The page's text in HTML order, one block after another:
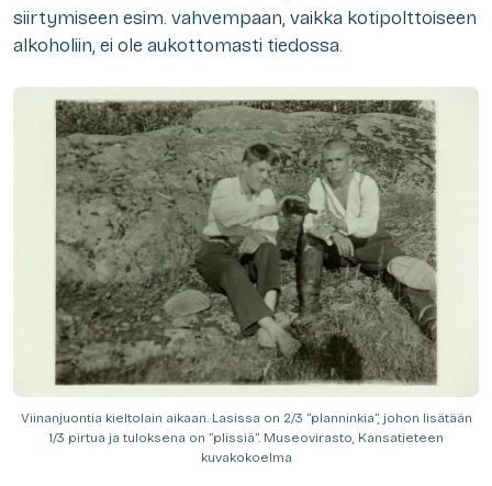
siirtymiseen esim. vahvempaan, vaikka kotipolttoiseen
alkoholiin, ei ole aukottomasti tiedossa.
Viinanjuontia kieltolain aikaan. Lasissa on 2/3 ”planninkia”, johon lisätään
1/3 pirtua ja tuloksena on ”plissiä”. Museovirasto, Kansatieteen
kuvakokoelma